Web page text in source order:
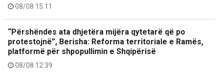
08/08 15:11
“Përshëndes ata dhjetëra mijëra qytetarë që po
protestojnë”, Berisha: Reforma territoriale e Ramës,
platformë për shpopullimin e Shqipërisë
08/08 12:39